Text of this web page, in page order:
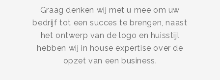
Graag denken wij met u mee om uw
bedrijf tot een succes te brengen, naast
het ontwerp van de logo en huisstijl
hebben wij in house expertise over de
opzet van een business.